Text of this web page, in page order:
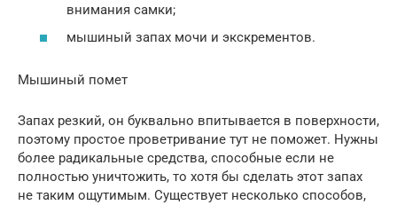
внимания самки;
мышиный запах мочи и экскрементов.
Мышиный помет
Запах резкий, он буквально впитывается в поверхности,
поэтому простое проветривание тут не поможет. Нужны
более радикальные средства, способные если не
полностью уничтожить, то хотя бы сделать этот запах
не таким ощутимым. Существует несколько способов,